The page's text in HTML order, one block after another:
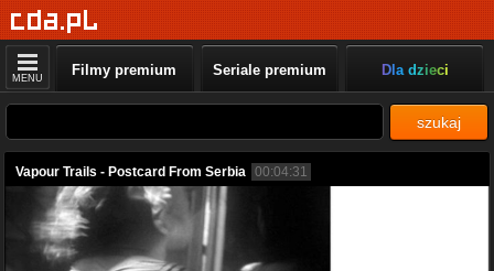
MENU Filmy premium Seriale premium Dla dzieci
szukaj
Vapour Trails - Postcard From Serbia 00:04:31